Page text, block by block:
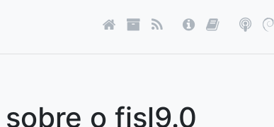
o fisl9.0